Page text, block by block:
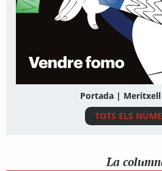
Portada | Meritxell
TOTS ELS
La